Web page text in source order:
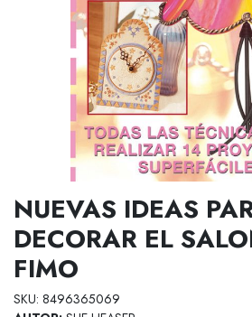
NUEVAS IDEAS
DECORAR EL
FIMO
SKU: 8496365069